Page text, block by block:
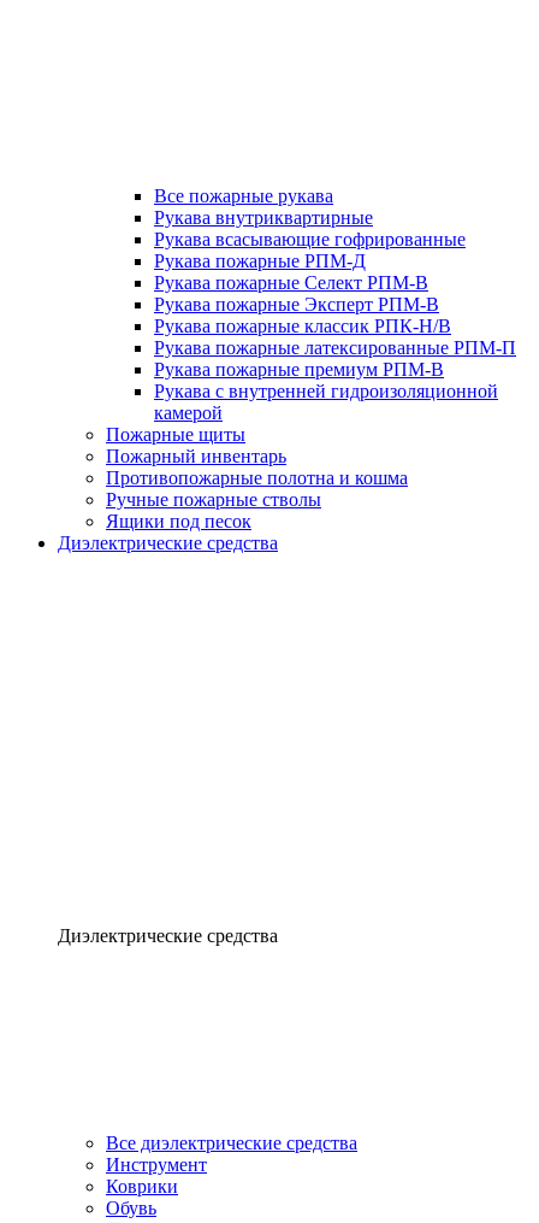
Все пожарные рукава
Рукава внутриквартирные
Рукава всасывающие гофрированные
Рукава пожарные РПМ-Д
Рукава пожарные Селект РПМ-В
Рукава пожарные Эксперт РПМ-В
Рукава пожарные классик РПК-Н/В
Рукава пожарные латексированные РПМ-П
Рукава пожарные премиум РПМ-В
Рукава с внутренней гидроизоляционной
камерой
Пожарные щиты
Пожарный инвентарь
Противопожарные полотна и кошма
Ручные пожарные стволы
Ящики под песок
Диэлектрические средства
Диэлектрические средства
Все диэлектрические средства
Инструмент
Коврики
Обувь